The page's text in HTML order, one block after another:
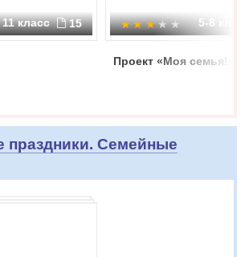
11 класс 15 5-8
Проект «Моя семья!»
праздники. Семейные